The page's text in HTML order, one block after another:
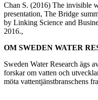
Chan S. (2016) The invisible
presentation, The Bridge
by Linking Science and
2016.,
OM SWEDEN WATER
Sweden Water Research ägs
forskar om vatten och
möta vattentjänstbranschens